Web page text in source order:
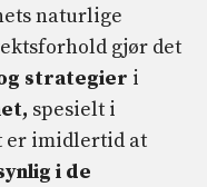
naturlige
gjør det
strategier i
spesielt i
er imidlertid at
i de